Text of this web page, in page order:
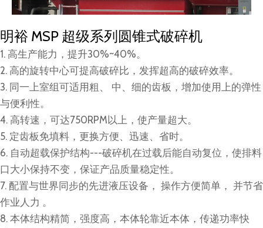
明裕 MSP 超级系列圆锥式破碎机
1. 高生产能力，提升30%~40%。
2. 高的旋转中心可提高破碎比，发挥超高的破碎效率。
3. 同一上室组可适用粗、 中、细的齿板，增加使用上的弹性
与便利性。
4. 高转速，可达750RPM以上，使产量超大。
5. 定齿板免填料，更换方便、迅速、省时。
6. 自动超载保护结构---破碎机在过载后能自动复位，使排料
口大小保持不变，保证产品质量稳定性。
7. 配置与世界同步的先进液压设备， 操作方便简单， 并节省
作业人力 。
8. 本体结构精简，强度高，本体轮靠近本体，传递功率快